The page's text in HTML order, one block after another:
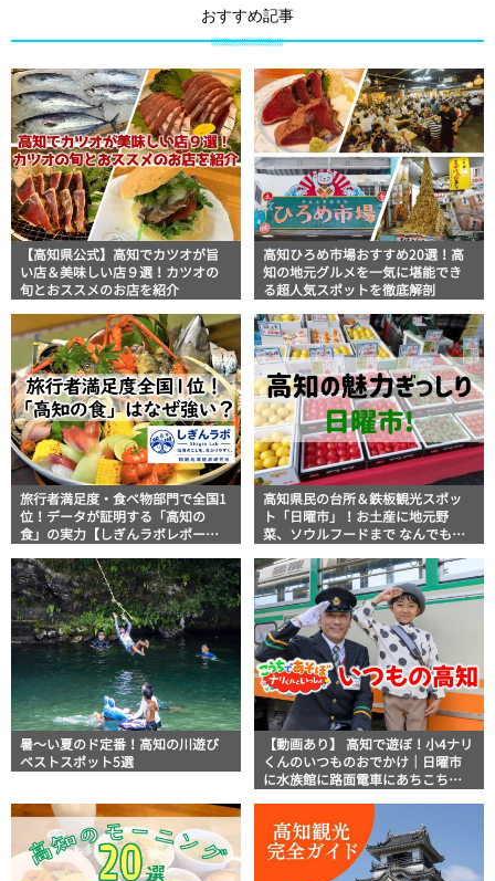
おすすめ記事
【高知県公式】高知でカツオが旨
い店＆美味しい店９選！カツオの
旬とおススメのお店を紹介
高知ひろめ市場おすすめ20選！高
知の地元グルメを一気に堪能でき
る超人気スポットを徹底解剖
旅行者満足度・食べ物部門で全国1
位！データが証明する「高知の
食」の実力【しぎんラボレポー
高知県民の台所＆鉄板観光スポッ
ト「日曜市」！お土産に地元野
菜、ソウルフードまで なんでもそ
説！
暑～い夏のド定番！高知の川遊び
ベストスポット5選
【動画あり】 高知で遊ぼ！小4ナリ
くんのいつものおでかけ｜日曜市
に水族館に路面電車にあちこち巡